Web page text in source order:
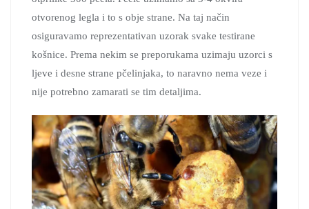
otvorenog legla i to s obje strane. Na taj način
osiguravamo reprezentativan uzorak svake testirane
košnice. Prema nekim se preporukama uzimaju uzorci s
ljeve i desne strane pčelinjaka, to naravno nema veze i
nije potrebno zamarati se tim detaljima.